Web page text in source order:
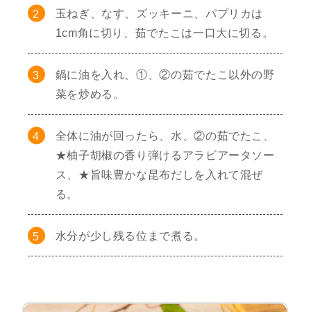
玉ねぎ、なす、ズッキーニ、パプリカは
1cm角に切り、茹でたこは一口大に切る。
鍋に油を入れ、①、②の茹でたこ以外の野
菜を炒める。
全体に油が回ったら、水、②の茹でたこ、
★柚子胡椒の香り弾けるアラビアータソー
ス、★旨味豊かな昆布だしを入れて混ぜ
る。
水分が少し残る位まで煮る。